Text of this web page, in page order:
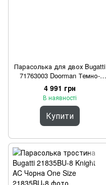
Парасолька для двох Bugatti
71763003 Doorman Темно-
синя One Size
4 991 грн
В наявності
Купити